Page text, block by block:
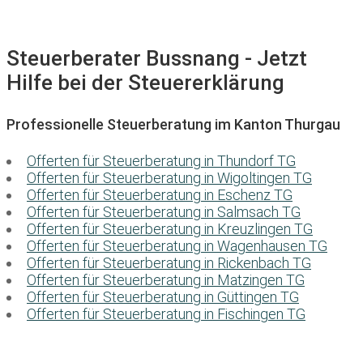
Steuerberater Bussnang - Jetzt
Hilfe bei der Steuererklärung
Professionelle Steuerberatung im Kanton Thurgau
Offerten für Steuerberatung in Thundorf TG
Offerten für Steuerberatung in Wigoltingen TG
Offerten für Steuerberatung in Eschenz TG
Offerten für Steuerberatung in Salmsach TG
Offerten für Steuerberatung in Kreuzlingen TG
Offerten für Steuerberatung in Wagenhausen TG
Offerten für Steuerberatung in Rickenbach TG
Offerten für Steuerberatung in Matzingen TG
Offerten für Steuerberatung in Güttingen TG
Offerten für Steuerberatung in Fischingen TG